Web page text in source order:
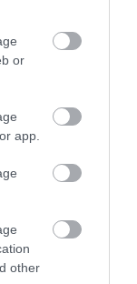
or
app.
other
τελικά να μην
από τον
δείχνει νέα